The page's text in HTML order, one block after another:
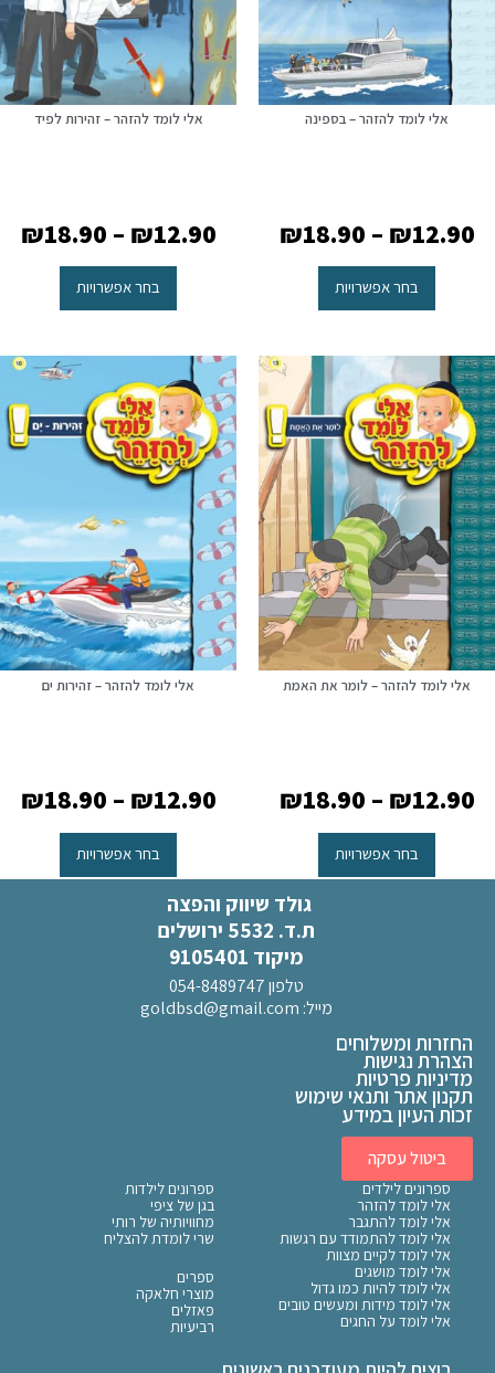
אלי לומד להזהר – בספינה
₪12.90
–
₪18.90
בחר אפשרויות
אלי לומד להזהר – זהירות לפיד
₪12.90
–
₪18.90
בחר אפשרויות
אלי לומד להזהר – לומר את האמת
₪12.90
–
₪18.90
בחר אפשרויות
אלי לומד להזהר – זהירות ים
₪12.90
–
₪18.90
בחר אפשרויות
גולד שיווק והפצה
ת.ד. 5532 ירושלים
מיקוד 9105401
טלפון 054-8489747
מייל: goldbsd@gmail.com
החזרות ומשלוחים
הצהרת נגישות
מדיניות פרטיות
תקנון אתר ותנאי שימוש
זכות העיון במידע
ביטול עסקה
ספרונים לילדים
אלי לומד להזהר
אלי לומד להתגבר
אלי לומד להתמודד עם רגשות
אלי לומד לקיים מצוות
אלי לומד מושגים
אלי לומד להיות כמו גדול
אלי לומד מידות ומעשים טובים
אלי לומד על החגים
ספרונים לילדות
בגן של ציפי
מחוויותיה של רותי
שרי לומדת להצליח
ספרים
מוצרי חלאקה
פאזלים
רביעיות